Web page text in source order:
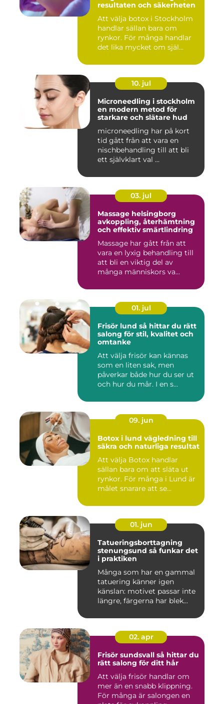
resultaten och säkerheten
Att välja botox i Stockholm
handlar sällan bara om
rynkor. För många handlar
det lika mycket om själ...
10. jul
Microneedling i stockholm
en modern metod för
starkare och slätare hud
microneedling har på kort
tid gått från att vara en
nischbehandling till att bli
ett självklart val ...
03. jul
Massage helsingborg
avkoppling, återhämtning
och effektiv smärtlindring
Massage har gått från att
vara en lyxig behandling till
att bli en viktig del av
många människors va...
01. jul
Frisör lund så hittar du rätt
salong för stil, kvalitet och
omtanke
Att välja frisör kan kännas
som en liten sak, men
påverkar både hur du ser ut
och hur du mår. I en s...
09. jun
Botox i lund vägledning till
säkra och naturliga resultat
Att välja Botox handlar
sällan bara om att släta ut
rynkor. För många i Lund är
målet snarare att se...
01. jun
Tatueringsborttagning
stenungsund så funkar det
i praktiken
Många som har en gammal
tatuering känner igen
känslan: motivet passar inte
längre, färgerna har blek...
02. apr
Frisör sundsvall så hittar du
rätt salong för ditt hår
Att välja frisör handlar om
mer än en snabb klippning.
För många är salongen en